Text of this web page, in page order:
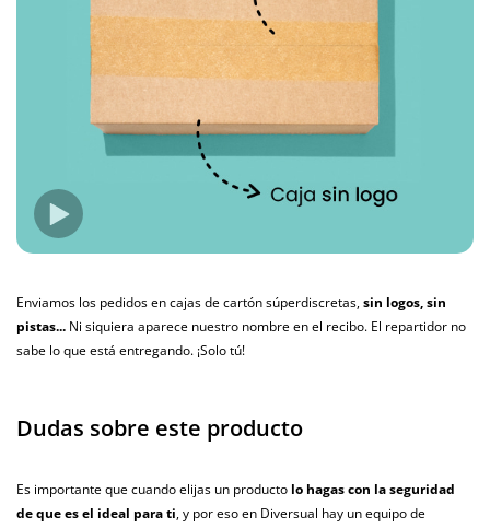
Enviamos los pedidos en cajas de cartón súperdiscretas,sin logos, sin
pistas... Ni siquiera aparece nuestro nombre en el recibo. El repartidor no
sabe lo que está entregando. ¡Solo tú!
Dudas sobre este producto
Es importante que cuando elijas un producto lo hagas con la seguridad
de que es el ideal para ti, y por eso en Diversual hay un equipo de